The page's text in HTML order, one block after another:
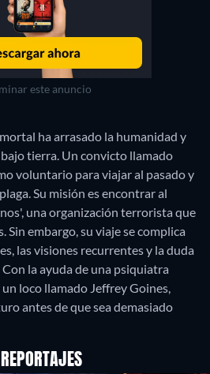
este anuncio
ha arrasado la humanidad y
tierra. Un convicto llamado
voluntario para viajar al pasado y
Su misión es encontrar al
una organización terrorista que
Sin embargo, su viaje se complica
las visiones recurrentes y la duda
la ayuda de una psiquiatra
loco llamado Jeffrey Goines,
antes de que sea demasiado